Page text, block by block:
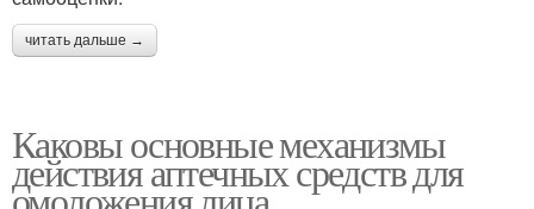
читать дальше →
Каковы основные механизмы
действия аптечных средств для